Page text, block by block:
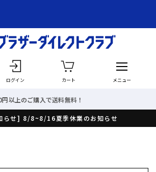
ログイン カート メニュー
購入で送料無料！
らせ] 8/8~8/16夏季休業のお知らせ